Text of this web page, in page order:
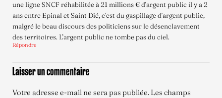
une ligne SNCF réhabilitée à 21 millions € d’argent public il y a 2
ans entre Epinal et Saint Dié, c’est du gaspillage d’argent public,
malgré le beau discours des politiciens sur le désenclavement
des territoires. L’argent public ne tombe pas du ciel.
Répondre
Laisser un commentaire
Votre adresse e-mail ne sera pas publiée. Les champs